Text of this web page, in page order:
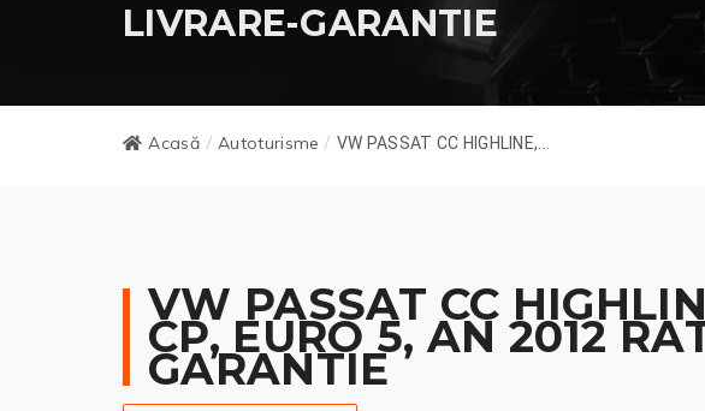
LIVRARE-GARANTIE
Acasă / Autoturisme / VW PASSAT CC HIGHLINE,...
VW PASSAT CC
CP, EURO 5, AN 2012
GARANTIE